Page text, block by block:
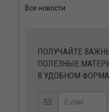
Все новости
ПОЛУЧАЙТЕ
ПОЛЕЗНЫЕ
В УДОБНОМ